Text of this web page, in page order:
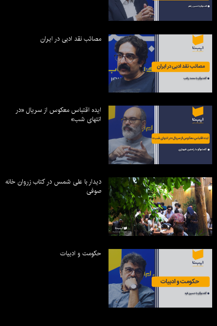
مصائب نقد ادبی در ایران
ایده اقتباس معکوس از سریال «در
انتهای شب»
دیدار با علی شمس در کتاب زروان خانه
صوفی
حکومت و ادبیات